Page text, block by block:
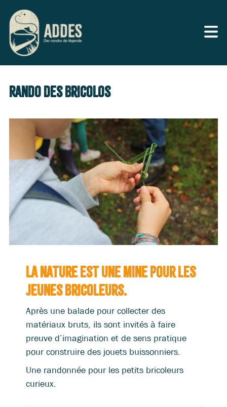
Rando des Bricolos
La nature est une mine pour les
jeunes bricoleurs.
Après une balade pour collecter des
matériaux bruts, ils sont invités à faire
preuve d’imagination et de sens pratique
pour construire des jouets buissonniers.
Une randonnée pour les petits bricoleurs
curieux.